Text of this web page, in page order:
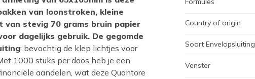
van loonstroken, kleine
stevig 70 grams bruin papier
dagelijks gebruik. De gegomde
: bevochtig de klep lichtjes voor
1000 stuks per doos heb je een
aandelen, wat deze Quantore
Country of origin
Soort Envelopsluiting
Venster